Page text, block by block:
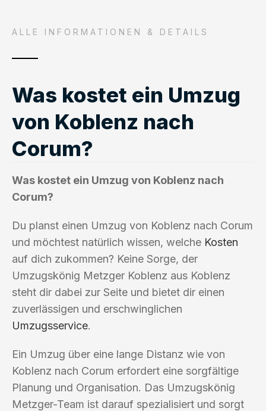
ALLE INFORMATIONEN & DETAILS
Was kostet ein Umzug
von Koblenz nach
Corum?
Was kostet ein Umzug von Koblenz nach
Corum?
Du planst einen Umzug von Koblenz nach Corum
und möchtest natürlich wissen, welche Kosten
auf dich zukommen? Keine Sorge, der
Umzugskönig Metzger Koblenz aus Koblenz
steht dir dabei zur Seite und bietet dir einen
zuverlässigen und erschwinglichen
Umzugsservice.
Ein Umzug über eine lange Distanz wie von
Koblenz nach Corum erfordert eine sorgfältige
Planung und Organisation. Das Umzugskönig
Metzger-Team ist darauf spezialisiert und sorgt